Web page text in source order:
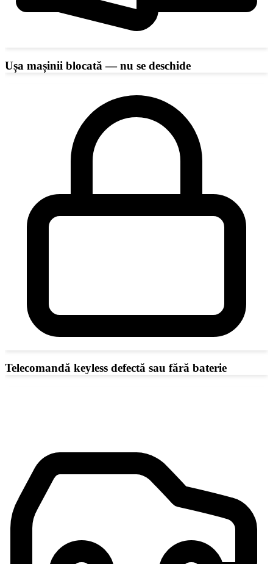
Ușa mașinii blocată — nu se deschide
Telecomandă keyless defectă sau fără baterie